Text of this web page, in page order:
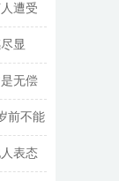
遭受
显
无偿
前不能
表态